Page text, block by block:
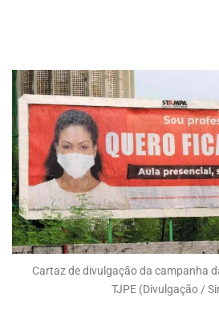
Cartaz de divulgação da campanha
TJPE (Divulgação /